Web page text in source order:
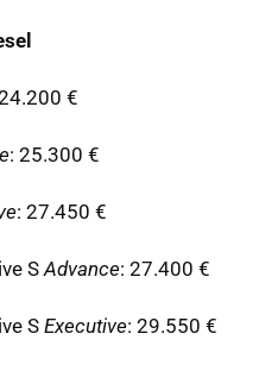
€
: 25.300 €
: 27.450 €
S Advance: 27.400 €
S Executive: 29.550 €